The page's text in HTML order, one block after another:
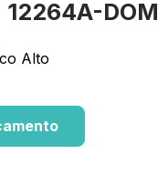
12264A-DOM
Alto